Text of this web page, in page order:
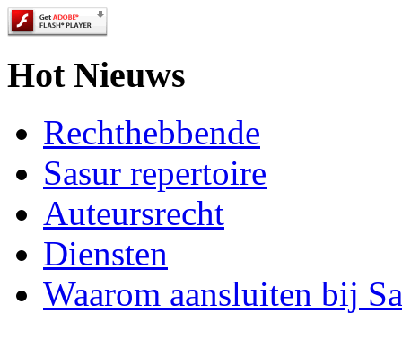
Hot Nieuws
Rechthebbende
Sasur repertoire
Auteursrecht
Diensten
Waarom aansluiten bij